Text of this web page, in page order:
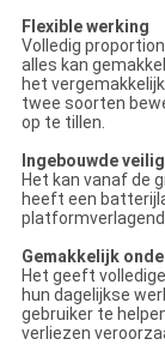
Flexible werking
Volledig
alles kan
het
twee soorten
op te tillen.
Ingebouwde
Het kan vanaf de
heeft een
platformverlagend
Gemakkelijk
Het geeft
hun dagelijkse
gebruiker te
verliezen